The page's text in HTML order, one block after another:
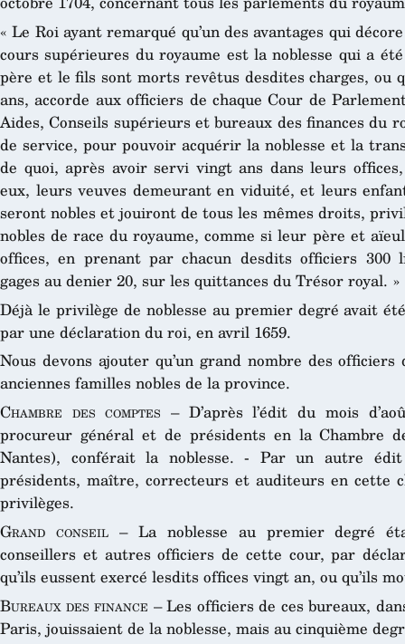
« Le Roi ayant remarqué qu’un des avantages qui
cours supérieures du royaume est la noblesse qui a
père et le fils sont morts revêtus desdites charges, ou
ans, accorde aux officiers de chaque Cour de
Aides, Conseils supérieurs et bureaux des finances du
de service, pour pouvoir acquérir la noblesse et la
de quoi, après avoir servi vingt ans dans leurs
eux, leurs veuves demeurant en viduité, et leurs
seront nobles et jouiront de tous les mêmes droits,
nobles de race du royaume, comme si leur père et
offices, en prenant par chacun desdits officiers 300
gages au denier 20, sur les quittances du Trésor royal. »
Déjà le privilège de noblesse au premier degré avait
par une déclaration du roi, en avril 1659.
Nous devons ajouter qu’un grand nombre des
anciennes familles nobles de la province.
Chambre des comptes – D’après l’édit du mois
procureur général et de présidents en la Chambre
Nantes), conférait la noblesse. - Par un autre
présidents, maître, correcteurs et auditeurs en cette
privilèges.
Grand conseil– La noblesse au premier degré
conseillers et autres officiers de cette cour, par
qu’ils eussent exercé lesdits offices vingt an, ou qu’ils
Bureaux des finance – Les officiers de ces bureaux,
Paris, jouissaient de la noblesse, mais au cinquième